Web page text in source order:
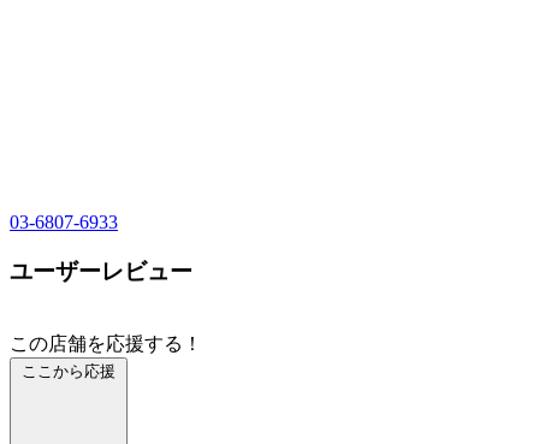
03-6807-6933
ユーザーレビュー
この店舗を応援する！
ここから応援